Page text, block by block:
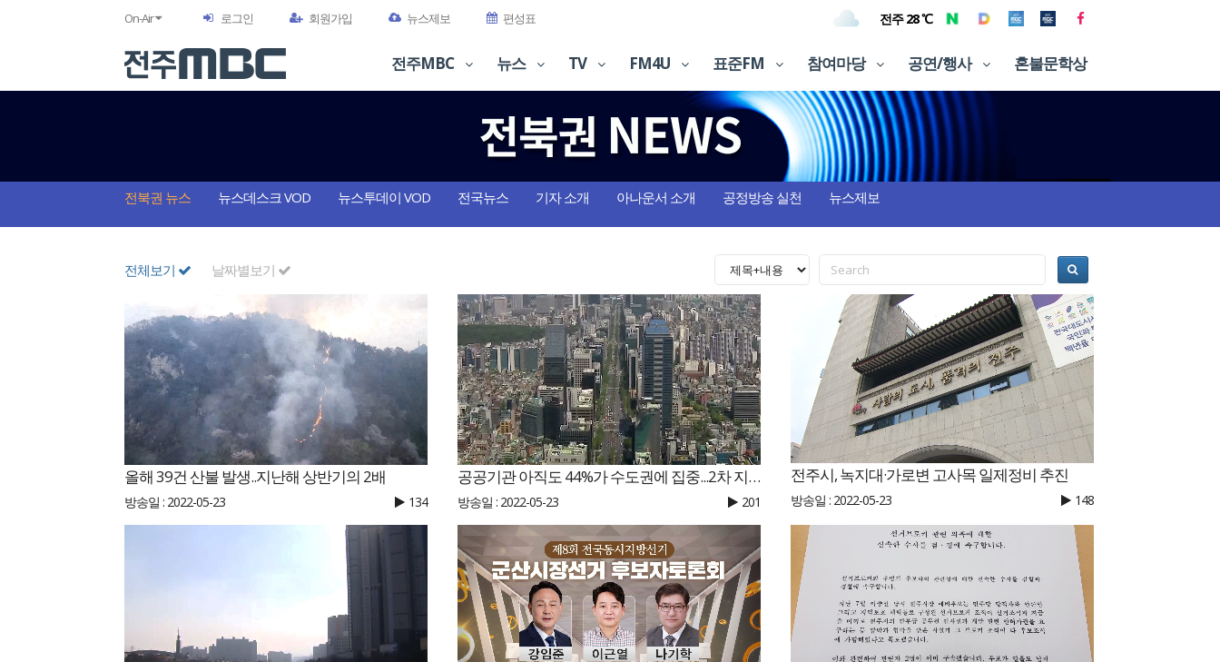
On-Air 로그인 회원가입 뉴스제보 편성표 전주 28 ℃
전주MBC 뉴스 TV FM4U 표준FM 참여마당 공연/행사 혼불문학상
전북권 뉴스 뉴스데스크 VOD 뉴스투데이 VOD 전국뉴스 기자 소개 아나운서 소개 공정방송 실천 뉴스제보
전체보기 날짜별보기
올해 39건 산불 발생..지난해 상반기의 2배
방송일 : 2022-05-23 134
공공기관 아직도 44%가 수도권에 집중...2차 지방이전 필요
방송일 : 2022-05-23 201
전주시, 녹지대·가로변 고사목 일제정비 추진
방송일 : 2022-05-23 148